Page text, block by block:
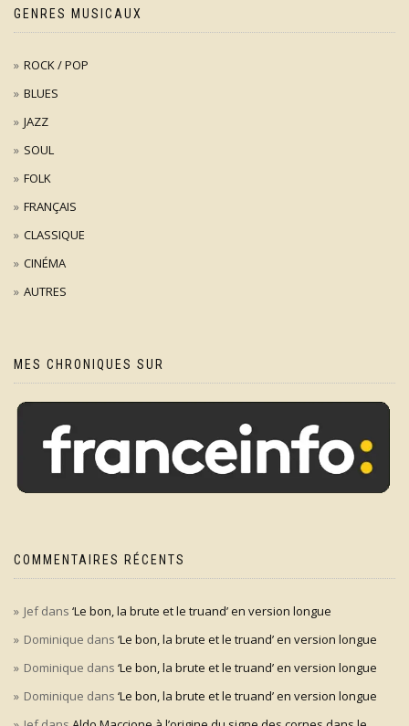
GENRES MUSICAUX
ROCK / POP
BLUES
JAZZ
SOUL
FOLK
FRANÇAIS
CLASSIQUE
CINÉMA
AUTRES
MES CHRONIQUES SUR
COMMENTAIRES RÉCENTS
Jefdans ‘Le bon, la brute et le truand’ en version longue
Dominique dans ‘Le bon, la brute et le truand’ en version longue
Dominique dans ‘Le bon, la brute et le truand’ en version longue
Dominique dans ‘Le bon, la brute et le truand’ en version longue